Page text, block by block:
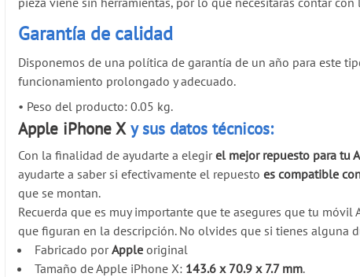
Garantía de calidad
Disponemos de una política de garantía de un año para este
funcionamiento prolongado y adecuado.
• Peso del producto: 0.05 kg.
Apple iPhone Xy sus datos técnicos:
Con la finalidad de ayudarte a elegirel mejor repuesto para tu
ayudarte a saber si efectivamente el repuestoes compatible
que se montan.
Recuerda que es muy importante que te asegures que tu móvil
que figuran en la descripción. No olvides que si tienes alguna
Fabricado porApple original
Tamaño de Apple iPhone X: 143.6 x 70.9 x 7.7 mm.